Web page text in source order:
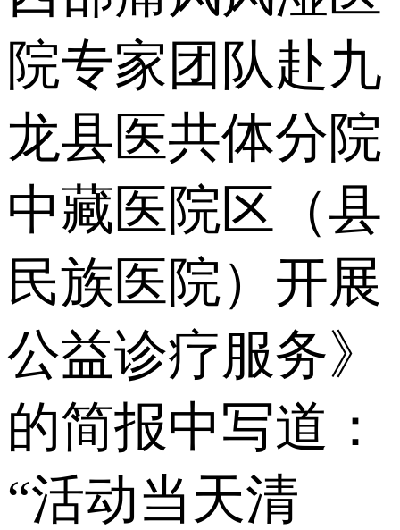
院专家团队赴九
龙县医共体分院
中藏医院区（县
民族医院）开展
公益诊疗服务》
的简报中写道：
“活动当天清